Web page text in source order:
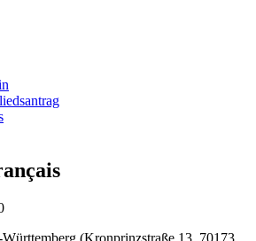
(Kronprinzstraße 13, 70173